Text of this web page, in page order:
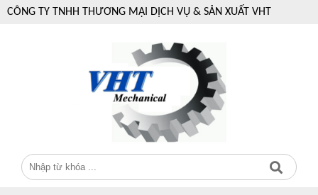
CÔNG TY TNHH THƯƠNG MẠI DỊCH VỤ & SẢN XUẤT VHT